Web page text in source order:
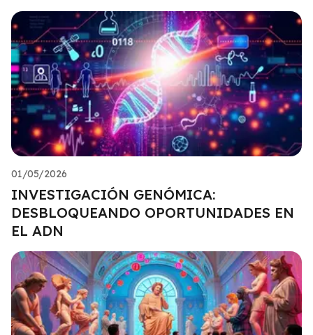
01/05/2026
INVESTIGACIÓN GENÓMICA:
DESBLOQUEANDO OPORTUNIDADES EN
EL ADN